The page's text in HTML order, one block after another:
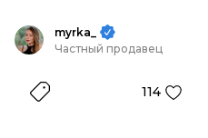
myrka_
Частный продавец
114